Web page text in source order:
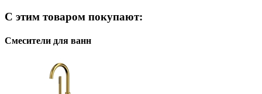
С этим товаром покупают:
Смесители для ванн